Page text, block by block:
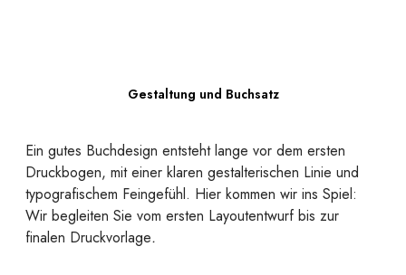
Gestaltung und Buchsatz
Ein gutes Buchdesign entsteht lange vor dem ersten
Druckbogen, mit einer klaren gestalterischen Linie und
typografischem Feingefühl. Hier kommen wir ins Spiel:
Wir begleiten Sie vom ersten Layoutentwurf bis zur
finalen Druckvorlage.